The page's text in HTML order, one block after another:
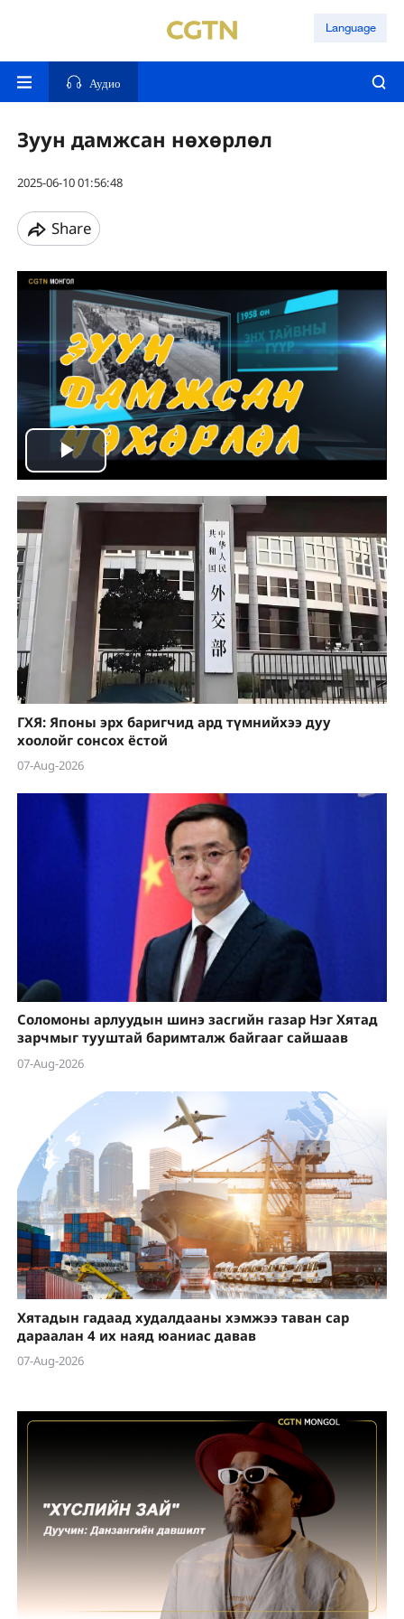
Language
Аудио
Зуун дамжсан нөхөрлөл
2025-06-10 01:56:48
Share
Play
Video
ГХЯ: Японы эрх баригчид ард түмнийхээ дуу
хоолойг сонсох ёстой
07-Aug-2026
Соломоны арлуудын шинэ засгийн газар Нэг Хятад
зарчмыг тууштай баримталж байгааг сайшаав
07-Aug-2026
Хятадын гадаад худалдааны хэмжээ таван сар
дараалан 4 их наяд юаниас давав
07-Aug-2026